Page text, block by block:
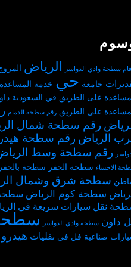
سطحة وادي الدواسر الرياض
جامعة حي خدمة
على الطريق في السعودية
على الطريق رقم سطحة الدمام
رقم سطحة شمال
الرياض رقم سطحة
رقم سطحة وسط
الاحساء سطحة الحفر سطحة بالحفر
سطحة شرق وشمال
سطحة كوم الرياض
نقل سيارات سريعة في
داون سطحة وادي الدواسر
صناعية فل في نقليات